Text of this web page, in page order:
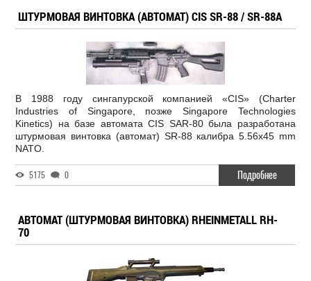
ШТУРМОВАЯ ВИНТОВКА (АВТОМАТ) CIS SR-88 / SR-88A
В 1988 году сингапурской компанией «CIS» (Charter
Industries of Singapore, позже Singapore Technologies
Kinetics) на базе автомата CIS SAR-80 была разработана
штурмовая винтовка (автомат) SR-88 калибра 5.56x45 mm
NATO.
5175 0 Подробнее
АВТОМАТ (ШТУРМОВАЯ ВИНТОВКА) RHEINMETALL RH-
70